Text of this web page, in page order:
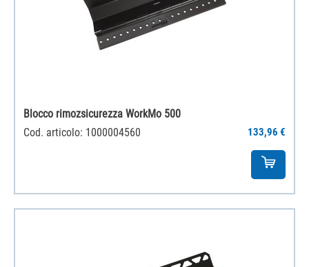
Blocco rimozsicurezza WorkMo 500
Cod. articolo: 1000004560
133,96 €